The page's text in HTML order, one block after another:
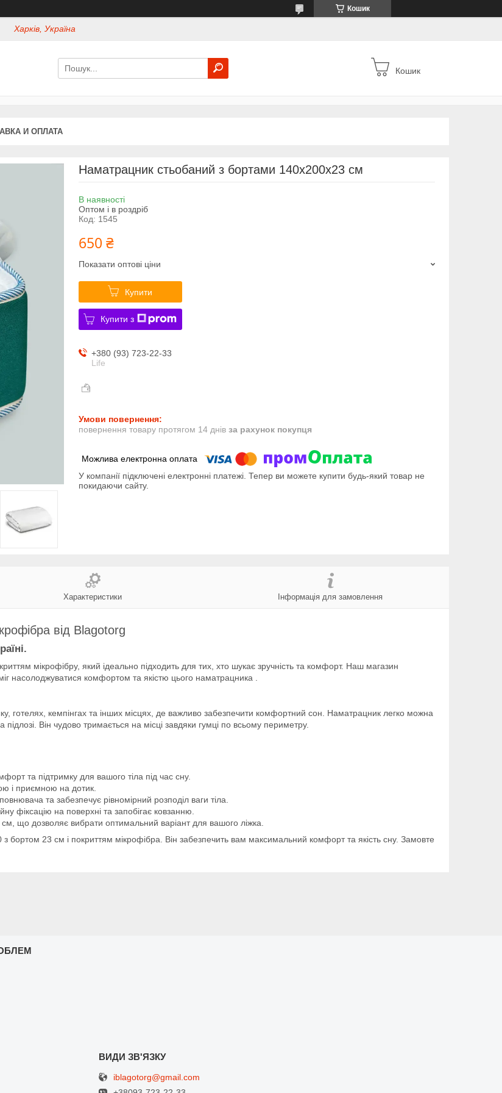
Кошик
Харків, Україна
Кошик
И ОПЛАТА
Наматрацник стьобаний з бортами 140х200х23 см
В наявності
Оптом і в роздріб
Код: 1545
650 ₴
Показати оптові ціни
Купити
Купити з
+380 (93) 723-22-33
Life
повернення товару протягом 14 днів за рахунок покупця
У компанії підключені електронні платежі. Тепер ви можете купити будь-який товар не
покидаючи сайту.
Характеристики Інформація для замовлення
від Blagotorg
мікрофібру, який ідеально підходить для тих, хто шукає зручність та комфорт. Наш магазин
насолоджуватися комфортом та якістю цього наматрацника .
готелях, кемпінгах та інших місцях, де важливо забезпечити комфортний сон. Наматрацник легко можна
Він чудово тримається на місці завдяки гумці по всьому периметру.
та підтримку для вашого тіла під час сну.
і приємною на дотик.
та забезпечує рівномірний розподіл ваги тіла.
фіксацію на поверхні та запобігає ковзанню.
що дозволяє вибрати оптимальний варіант для вашого ліжка.
бортом 23 см і покриттям мікрофібра. Він забезпечить вам максимальний комфорт та якість сну. Замовте
iblagotorg@gmail.com